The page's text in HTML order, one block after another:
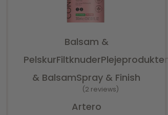
Balsam &
PelskurFiltknuderPlejeprodukter
& BalsamSpray & Finish
2 reviews
Artero